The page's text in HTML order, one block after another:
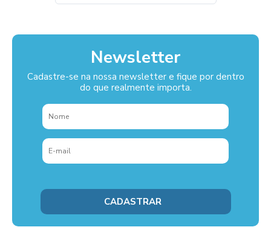
Newsletter
Cadastre-se na nossa newsletter e fique por dentro
do que realmente importa.